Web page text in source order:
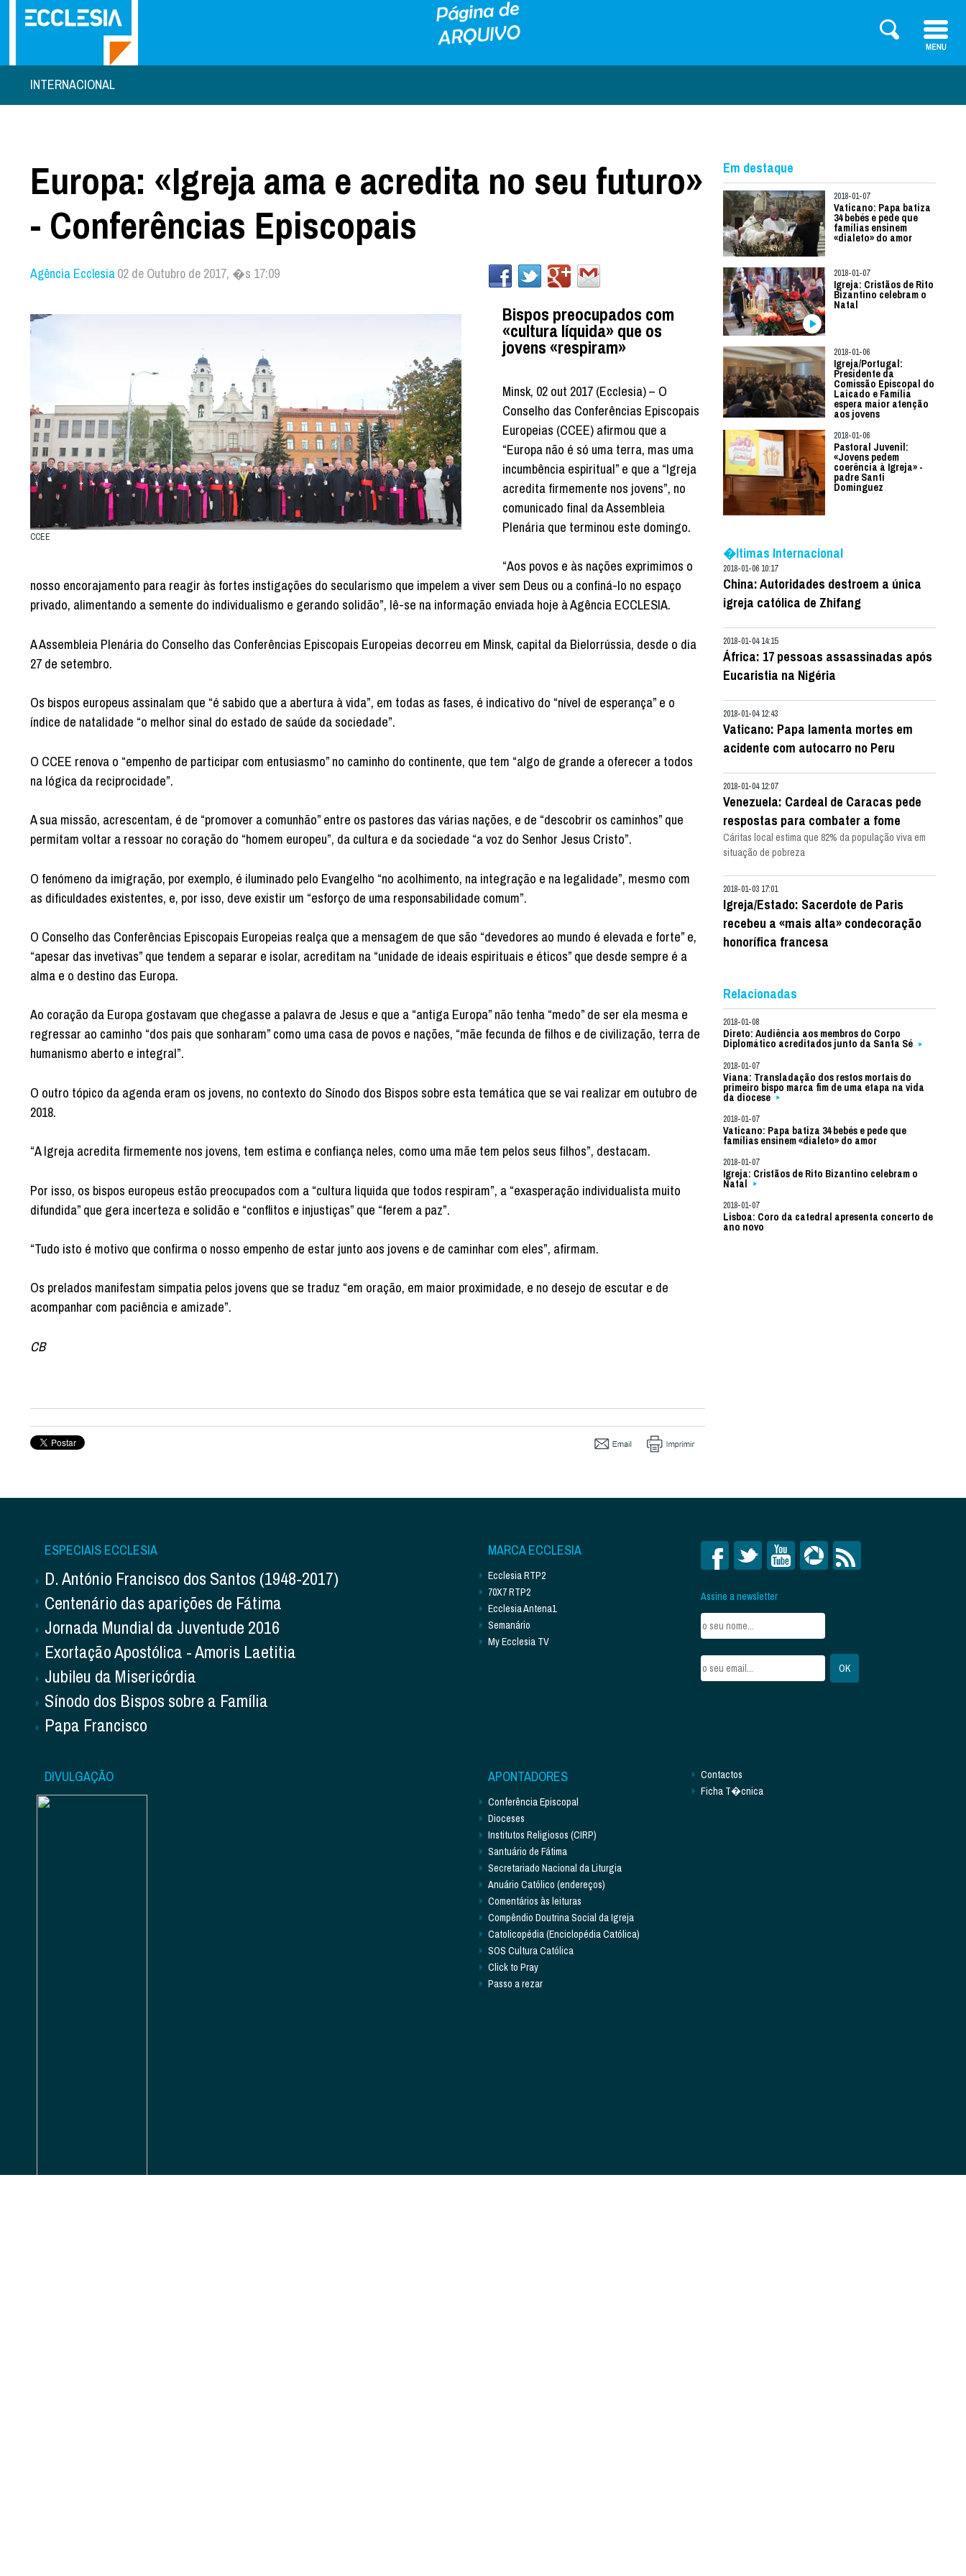
INTERNACIONAL
Europa: «Igreja ama e acredita no seu futuro»
- Conferências Episcopais
Agência Ecclesia02 de Outubro de 2017, �s 17:09
CCEE
Bispos preocupados com
«cultura líquida» que os
jovens «respiram»
Minsk, 02 out 2017 (Ecclesia) – O
Conselho das Conferências Episcopais
Europeias (CCEE) afirmou que a
“Europa não é só uma terra, mas uma
incumbência espiritual” e que a “Igreja
acredita firmemente nos jovens”, no
comunicado final da Assembleia
Plenária que terminou este domingo.
“Aos povos e às nações exprimimos o
nosso encorajamento para reagir às fortes instigações do secularismo que impelem a viver sem Deus ou a confiná-lo no espaço
privado, alimentando a semente do individualismo e gerando solidão”, lê-se na informação enviada hoje à Agência ECCLESIA.
A Assembleia Plenária do Conselho das Conferências Episcopais Europeias decorreu em Minsk, capital da Bielorrússia, desde o dia
27 de setembro.
Os bispos europeus assinalam que “é sabido que a abertura à vida”, em todas as fases, é indicativo do “nível de esperança” e o
índice de natalidade “o melhor sinal do estado de saúde da sociedade”.
O CCEE renova o “empenho de participar com entusiasmo” no caminho do continente, que tem “algo de grande a oferecer a todos
na lógica da reciprocidade”.
A sua missão, acrescentam, é de “promover a comunhão” entre os pastores das várias nações, e de “descobrir os caminhos” que
permitam voltar a ressoar no coração do “homem europeu”, da cultura e da sociedade “a voz do Senhor Jesus Cristo”.
O fenómeno da imigração, por exemplo, é iluminado pelo Evangelho “no acolhimento, na integração e na legalidade”, mesmo com
as dificuldades existentes, e, por isso, deve existir um “esforço de uma responsabilidade comum”.
O Conselho das Conferências Episcopais Europeias realça que a mensagem de que são “devedores ao mundo é elevada e forte” e,
“apesar das invetivas” que tendem a separar e isolar, acreditam na “unidade de ideais espirituais e éticos” que desde sempre é a
alma e o destino das Europa.
Ao coração da Europa gostavam que chegasse a palavra de Jesus e que a “antiga Europa” não tenha “medo” de ser ela mesma e
regressar ao caminho “dos pais que sonharam” como uma casa de povos e nações, “mãe fecunda de filhos e de civilização, terra de
humanismo aberto e integral”.
O outro tópico da agenda eram os jovens, no contexto do Sínodo dos Bispos sobre esta temática que se vai realizar em outubro de
2018.
“A Igreja acredita firmemente nos jovens, tem estima e confiança neles, como uma mãe tem pelos seus filhos”, destacam.
Por isso, os bispos europeus estão preocupados com a “cultura liquida que todos respiram”, a “exasperação individualista muito
difundida” que gera incerteza e solidão e “conflitos e injustiças” que “ferem a paz”.
“Tudo isto é motivo que confirma o nosso empenho de estar junto aos jovens e de caminhar com eles”, afirmam.
Os prelados manifestam simpatia pelos jovens que se traduz “em oração, em maior proximidade, e no desejo de escutar e de
acompanhar com paciência e amizade”.
CB
Em destaque
2018-01-07
Vaticano: Papa batiza
34 bebés e pede que
famílias ensinem
«dialeto» do amor
2018-01-07
Igreja: Cristãos de Rito
Bizantino celebram o
Natal
2018-01-06
Igreja/Portugal:
Presidente da
Comissão Episcopal do
Laicado e Família
espera maior atenção
aos jovens
2018-01-06
Pastoral Juvenil:
«Jovens pedem
coerência à Igreja» -
padre Santi
Dominguez
�ltimas Internacional
2018-01-06 10:17
China: Autoridades destroem a única
igreja católica de Zhifang
2018-01-04 14:15
África: 17 pessoas assassinadas após
Eucaristia na Nigéria
2018-01-04 12:43
Vaticano: Papa lamenta mortes em
acidente com autocarro no Peru
2018-01-04 12:07
Venezuela: Cardeal de Caracas pede
respostas para combater a fome
Cáritas local estima que 82% da população viva em
situação de pobreza
2018-01-03 17:01
Igreja/Estado: Sacerdote de Paris
recebeu a «mais alta» condecoração
honorífica francesa
Relacionadas
2018-01-08
Direto: Audiência aos membros do Corpo
Diplomático acreditados junto da Santa Sé
2018-01-07
Viana: Transladação dos restos mortais do
primeiro bispo marca fim de uma etapa na vida
da diocese
2018-01-07
Vaticano: Papa batiza 34 bebés e pede que
famílias ensinem «dialeto» do amor
2018-01-07
Igreja: Cristãos de Rito Bizantino celebram o
Natal
2018-01-07
Lisboa: Coro da catedral apresenta concerto de
ano novo
ESPECIAIS ECCLESIA
D. António Francisco dos Santos (1948-2017)
Centenário das aparições de Fátima
Jornada Mundial da Juventude 2016
Exortação Apostólica - Amoris Laetitia
Jubileu da Misericórdia
Sínodo dos Bispos sobre a Família
Papa Francisco
MARCA ECCLESIA
Ecclesia RTP2
70X7 RTP2
Ecclesia Antena1
Semanário
My Ecclesia TV
Assine a newsletter
DIVULGAÇÃO APONTADORES
Conferência Episcopal
Dioceses
Institutos Religiosos (CIRP)
Santuário de Fátima
Secretariado Nacional da Liturgia
Anuário Católico (endereços)
Comentários às leituras
Compêndio Doutrina Social da Igreja
Catolicopédia (Enciclopédia Católica)
SOS Cultura Católica
Click to Pray
Passo a rezar
Contactos
Ficha T�cnica